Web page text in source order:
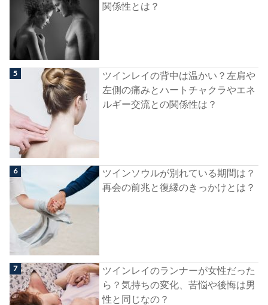
関係性とは？
ツインレイの背中は温かい？左肩や
左側の痛みとハートチャクラやエネ
ルギー交流との関係性は？
ツインソウルが別れている期間は？
再会の前兆と復縁のきっかけとは？
ツインレイのランナーが女性だった
ら？気持ちの変化、苦悩や後悔は男
性と同じなの？